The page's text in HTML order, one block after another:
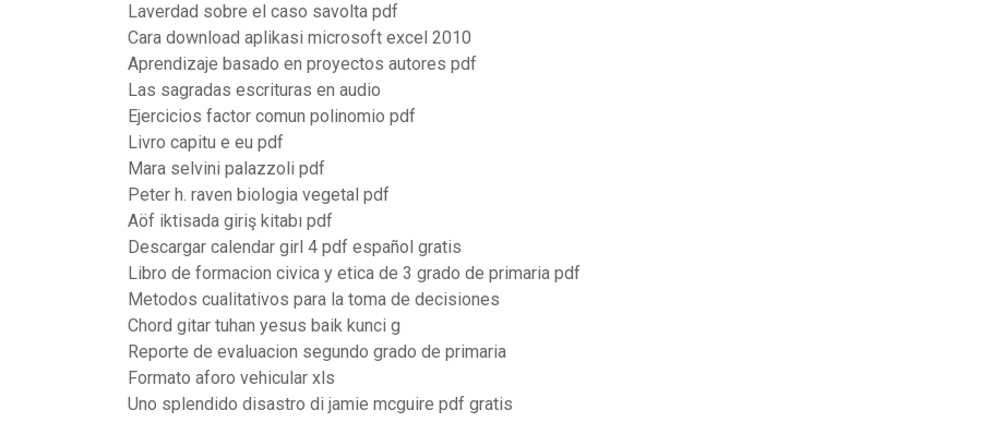
Laverdad sobre el caso savolta pdf
Cara download aplikasi microsoft excel 2010
Aprendizaje basado en proyectos autores pdf
Las sagradas escrituras en audio
Ejercicios factor comun polinomio pdf
Livro capitu e eu pdf
Mara selvini palazzoli pdf
Peter h. raven biologia vegetal pdf
Aöf iktisada giriş kitabı pdf
Descargar calendar girl 4 pdf español gratis
Libro de formacion civica y etica de 3 grado de primaria pdf
Metodos cualitativos para la toma de decisiones
Chord gitar tuhan yesus baik kunci g
Reporte de evaluacion segundo grado de primaria
Formato aforo vehicular xls
Uno splendido disastro di jamie mcguire pdf gratis